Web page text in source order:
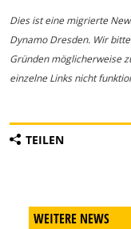
Dies ist eine migrierte
Dynamo Dresden. Wir
Gründen möglicherweise
einzelne Links nicht
TEILEN
WEITERE NEWS